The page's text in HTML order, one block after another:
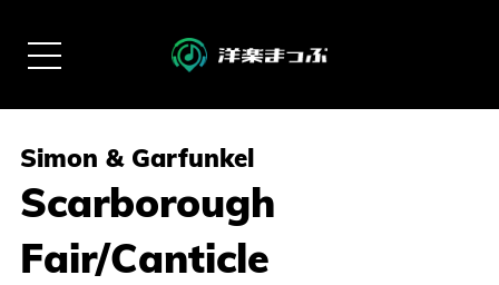
Simon & Garfunkel
Scarborough
Fair/Canticle